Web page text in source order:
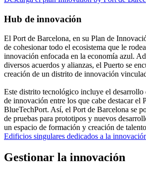
Hub de innovación
El Port de Barcelona, en su Plan de
de cohesionar todo el ecosistema que le
innovación enfocada en la economía azul.
diversos acuerdos y alianzas, el Puerto se
creación de un distrito de innovación
Este distrito tecnológico incluye el desarrollo
de innovación entre los que cabe destacar el
BlueTechPort. Así, el Port de Barcelona se
de pruebas para prototipos y nuevos
un espacio de formación y creación de
Edificios singulares dedicados a la
Gestionar la innovación